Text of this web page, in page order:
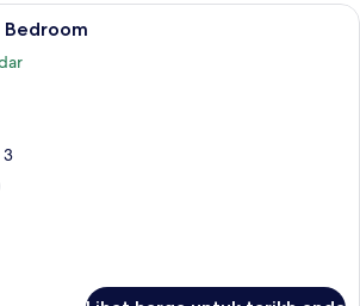
Presidential Suite, 1 Bedroom | Peti
Bedroom
3